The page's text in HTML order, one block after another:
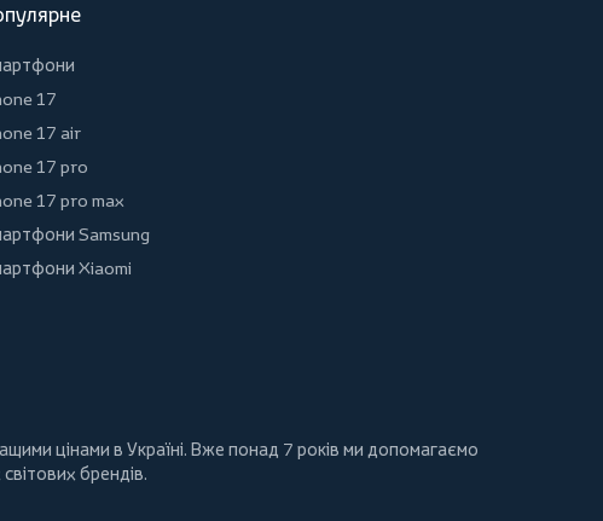
17
17 air
17 pro
17 pro max
Samsung
Xiaomi
цінами в Україні. Вже понад 7 років ми допомагаємо
брендів.